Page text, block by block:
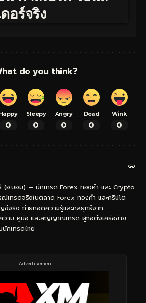
อร์จริง
do you think?
Happy
0
Sleepy
0
Angry
0
Dead
0
Wink
0
อ.บอม) — นักเทรด Forex ทองคำ และ Crypto
ณ์เทรดจริงในตลาด Forex ทองคำ และคริปโต
ชีจริง ถ่ายทอดความรู้และกลยุทธ์จาก
วาม คู่มือ และสัญญาณเทรด ผู้ก่อตั้งเครือข่าย
กเทรดไทย
- Advertisement -